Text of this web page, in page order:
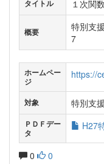
タイトル １次関
概要
特別支
7
ホームペー
ジ
https://
対象 特別支
ＰＤＦデー
タ
H27
0 0